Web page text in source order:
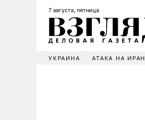
7 августа, пятница
УКРАИНА АТАКА НА ИРАН